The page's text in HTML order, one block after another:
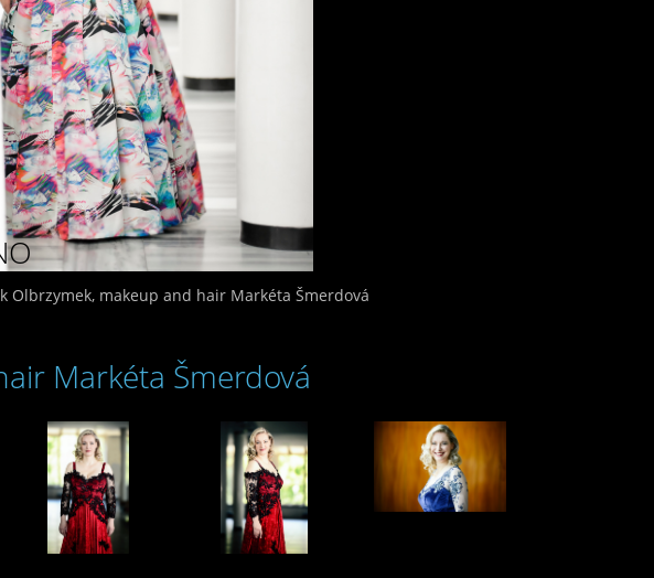
Olbrzymek, makeup and hair Markéta Šmerdová
Markéta Šmerdová